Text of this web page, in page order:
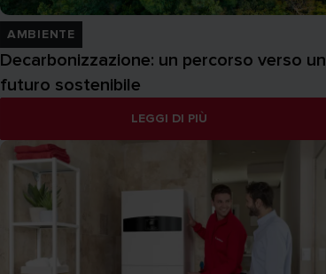
AMBIENTE
Decarbonizzazione: un percorso verso un
futuro sostenibile
LEGGI DI PIÙ